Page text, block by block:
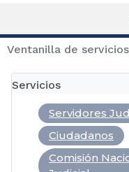
Ventanilla de servicios
Servicios
Ciudadanos
Comisión
Servidores